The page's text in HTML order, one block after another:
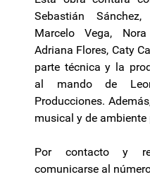
Sebastián
Marcelo Vega,
Adriana Flores, Caty
parte técnica y la
al mando de
Producciones.
musical y de ambiente
Por contacto y
comunicarse al